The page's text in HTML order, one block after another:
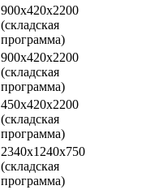
900х420х2200
(складская
программа)
900х420х2200
(складская
программа)
450х420х2200
(складская
программа)
2340х1240х750
(складская
программа)